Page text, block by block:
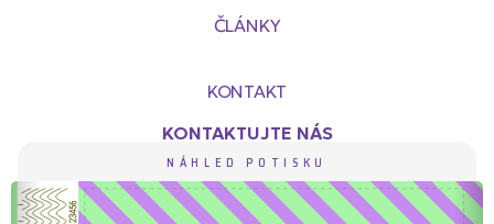
NÁHLED POTISKU
ČLÁNKY
KONTAKT
KONTAKTUJTE NÁS
Copyright (c) Probar s.r.o. 2019 - 2024. All rights reserved.